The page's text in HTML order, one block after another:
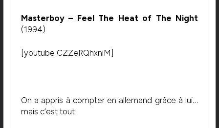
Masterboy – Feel The Heat of The Night
(1994)
[youtube CZZeRQhxniM]
On a appris à compter en allemand grâce à lui…
mais c’est tout